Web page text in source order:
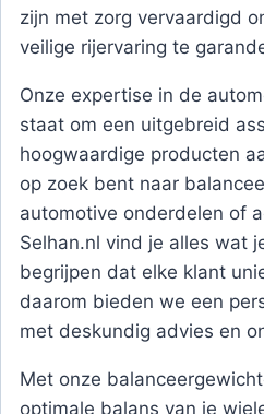
zijn met zorg vervaardigd
veilige rijervaring te
Onze expertise in de
staat om een uitgebreid
hoogwaardige producten
op zoek bent naar
automotive onderdelen of
Selhan.nl vind je alles wat
begrijpen dat elke klant
daarom bieden we een
met deskundig advies en
Met onze
optimale balans van je